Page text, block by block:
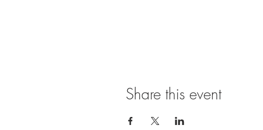
Share this event